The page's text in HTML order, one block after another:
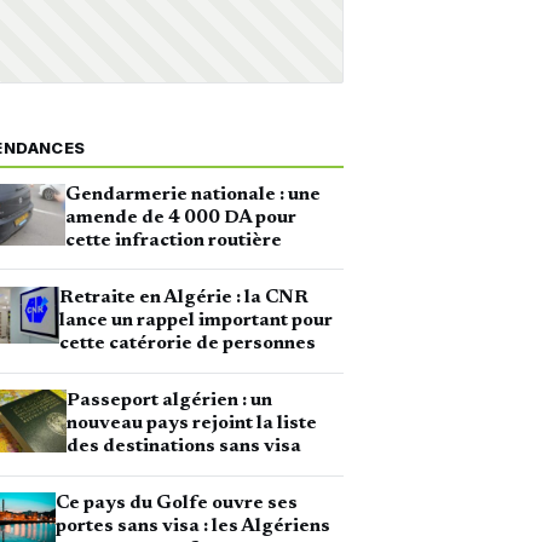
Gendarmerie nationale : une
amende de 4 000 DA pour
cette infraction routière
Retraite en Algérie : la CNR
lance un rappel important pour
cette catérorie de personnes
Passeport algérien : un
nouveau pays rejoint la liste
des destinations sans visa
Ce pays du Golfe ouvre ses
portes sans visa : les Algériens